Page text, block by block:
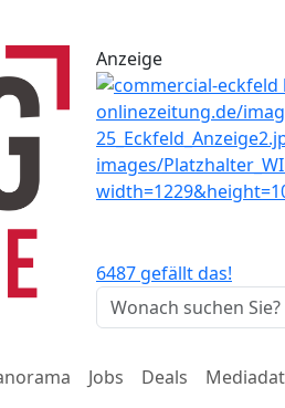
Anzeige
6487 gefällt das!
Jobs Deals